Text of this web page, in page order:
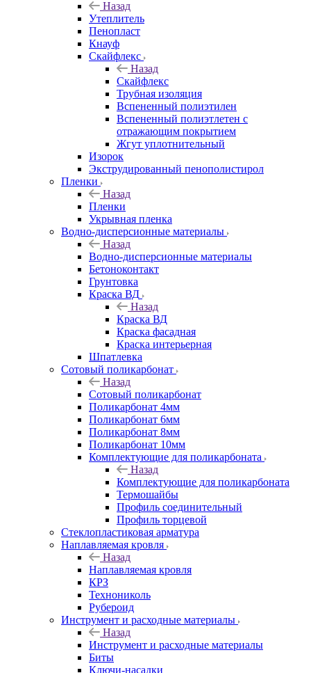
Назад
Утеплитель
Пенопласт
Кнауф
Скайфлекс
Назад
Скайфлекс
Трубная изоляция
Вспененный полиэтилен
Вспененный полиэтлетен с
отражающим покрытием
Жгут уплотнительный
Изорок
Экструдированный пенополистирол
Пленки
Назад
Пленки
Укрывная пленка
Водно-дисперсионные материалы
Назад
Водно-дисперсионные материалы
Бетоноконтакт
Грунтовка
Краска ВД
Назад
Краска ВД
Краска фасадная
Краска интерьерная
Шпатлевка
Сотовый поликарбонат
Назад
Сотовый поликарбонат
Поликарбонат 4мм
Поликарбонат 6мм
Поликарбонат 8мм
Поликарбонат 10мм
Комплектующие для поликарбоната
Назад
Комплектующие для поликарбоната
Термошайбы
Профиль соединительный
Профиль торцевой
Стеклопластиковая арматура
Наплавляемая кровля
Назад
Наплавляемая кровля
КРЗ
Технониколь
Рубероид
Инструмент и расходные материалы
Назад
Инструмент и расходные материалы
Биты
Ключи-насадки